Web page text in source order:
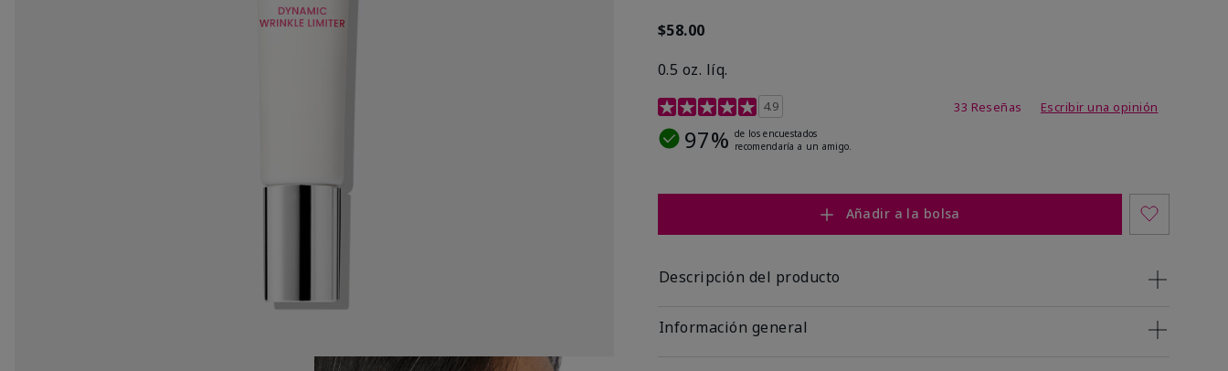
$58.00
0.5 oz. líq.
Calificación de clientes de 4,9 de 5
4.9 33 Reseñas Escribir una opinión
97% de los encuestados
recomendaría a un amigo.
Añadir a la bolsa
Descripción del producto
Información general